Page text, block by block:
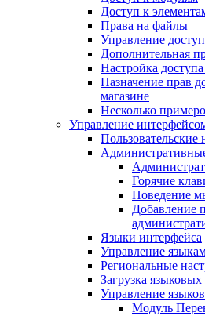
Доступ к
Права на файлы
Управление
Дополнительная
Настройка
Назначение прав
магазине
Несколько
Управление
Пользовательские
Горячие
Поведение
Добавление
Языки интерфейса
Управление
Региональные
Загрузка
Управление
Mодуль